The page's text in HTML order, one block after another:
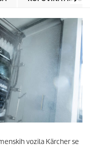
vozila Kärcher se